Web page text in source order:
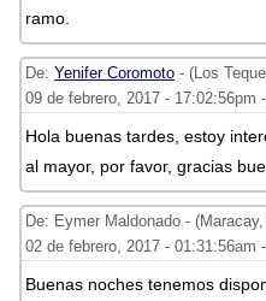
ramo.
De: Yenifer Coromoto - (Los
09 de febrero, 2017 - 17:02:56pm
Hola buenas tardes, estoy
al mayor, por favor, gracias
De: Eymer Maldonado -
02 de febrero, 2017 - 01:31:56am
Buenas noches tenemos